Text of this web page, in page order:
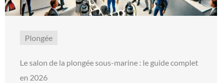
Plongée
Le salon de la plongée sous-marine : le guide complet
en 2026